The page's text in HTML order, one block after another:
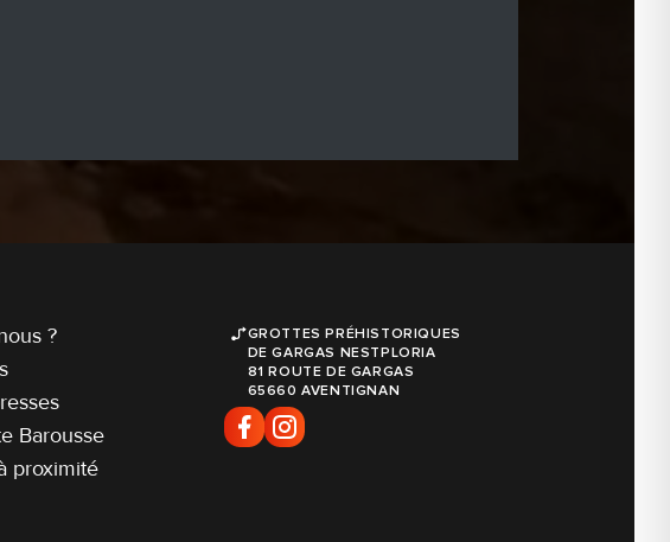
?
Barousse
proximité
GROTTES PRÉHISTORIQUES
DE GARGAS NESTPLORIA
81 ROUTE DE GARGAS
65660 AVENTIGNAN